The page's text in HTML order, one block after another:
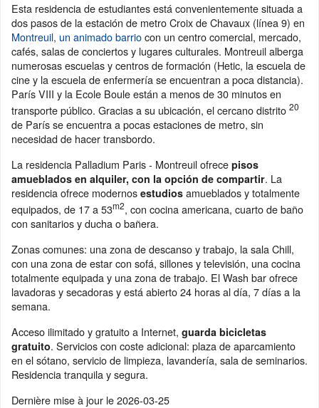
Esta residencia de estudiantes está convenientemente situada a
dos pasos de la estación de metro Croix de Chavaux (línea 9) en
Montreuil, un animado barriocon un centro comercial, mercado,
cafés, salas de conciertos y lugares culturales. Montreuil alberga
numerosas escuelas y centros de formación (Hetic, la escuela de
cine y la escuela de enfermería se encuentran a poca distancia).
París VIII y la Ecole Boule están a menos de 30 minutos en
transporte público. Gracias a su ubicación, el cercano distrito 20
de París se encuentra a pocas estaciones de metro, sin
necesidad de hacer transbordo.
La residencia Palladium Paris - Montreuil ofrece pisos
amueblados en alquiler, con la opción de compartir. La
residencia ofrece modernos estudios amueblados y totalmente
equipados, de 17 a 53m2, con cocina americana, cuarto de baño
con sanitarios y ducha o bañera.
Zonas comunes: una zona de descanso y trabajo, la sala Chill,
con una zona de estar con sofá, sillones y televisión, una cocina
totalmente equipada y una zona de trabajo. El Wash bar ofrece
lavadoras y secadoras y está abierto 24 horas al día, 7 días a la
semana.
Acceso ilimitado y gratuito a Internet, guarda bicicletas
gratuito. Servicios con coste adicional: plaza de aparcamiento
en el sótano, servicio de limpieza, lavandería, sala de seminarios.
Residencia tranquila y segura.
Dernière mise à jour le2026-03-25